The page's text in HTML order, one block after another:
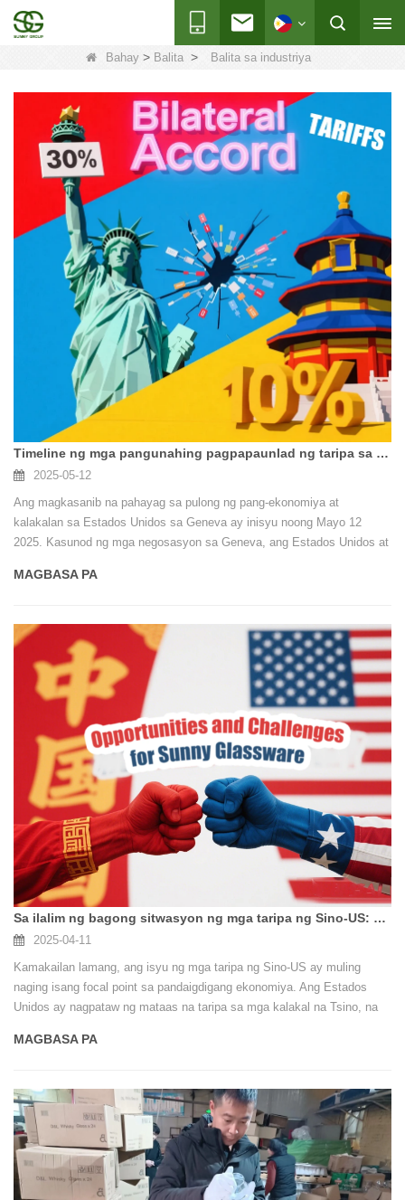
Bahay> Balita> Balita sa industriya
Timeline ng mga pangunahing pagpapaunlad ng taripa sa pagitan ng Estados Unidos at China mula 2018 hanggang Mayo 2025
2025-05-12
Ang magkasanib na pahayag sa pulong ng pang-ekonomiya at
kalakalan sa Estados Unidos sa Geneva ay inisyu noong Mayo 12
2025. Kasunod ng mga negosasyon sa Geneva, ang Estados Unidos at
ang mga taripa ng Estados Unidos sa mga import ng Tsino ay bumaba
ay nabawasan sa 10%. Ang isang mekanismo para sa patuloy na
diyalogo ay itinatag din.
MAGBASA PA
Sa ilalim ng bagong sitwasyon ng mga taripa ng Sino-US: Mga Oportunidad at Hamon para sa Sunny Glassware
2025-04-11
Kamakailan lamang, ang isyu ng mga taripa ng Sino-US ay muling
naging isang focal point sa pandaigdigang ekonomiya. Ang Estados
Unidos ay nagpataw ng mataas na taripa sa mga kalakal na Tsino, na
Tsina at Estados Unidos ngunit nagtatanghal din ng mga bagong
Glassware.
MAGBASA PA